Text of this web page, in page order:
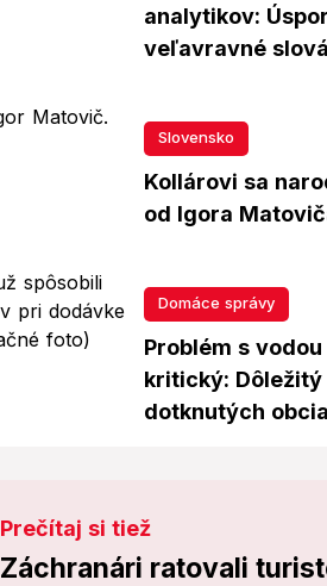
analytikov:
veľavravné
Slovensko
Kollárovi sa
od Igora
Domáce správy
Problém s
kritický:
dotknutých
Prečítaj si tiež
Záchranári ratovali